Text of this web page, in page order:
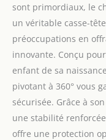
sont primordiaux, le
un véritable casse-
préoccupations en
innovante. Conçu
enfant de sa
pivotant à 360° vous
sécurisée. Grâce à
une stabilité
offre une protection